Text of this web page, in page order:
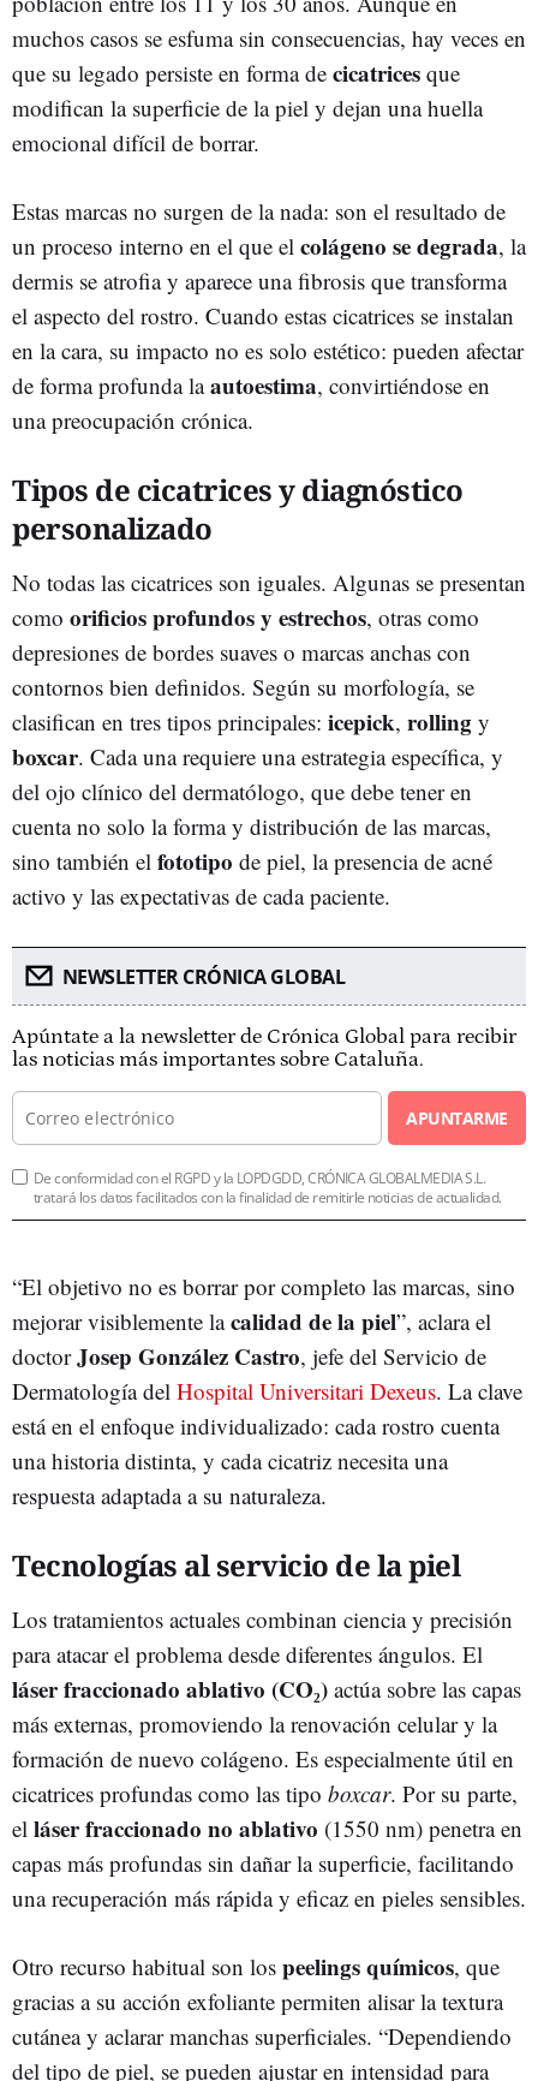
muchos casos se esfuma sin consecuencias, hay veces en
que su legado persiste en forma de cicatrices que
modifican la superficie de la piel y dejan una huella
emocional difícil de borrar.
Estas marcas no surgen de la nada: son el resultado de
un proceso interno en el que el colágeno se degrada, la
dermis se atrofia y aparece una fibrosis que transforma
el aspecto del rostro. Cuando estas cicatrices se instalan
en la cara, su impacto no es solo estético: pueden afectar
de forma profunda laautoestima, convirtiéndose en
una preocupación crónica.
Tipos de cicatrices y diagnóstico
personalizado
No todas las cicatrices son iguales. Algunas se presentan
como orificios profundos y estrechos, otras como
depresiones de bordes suaves o marcas anchas con
contornos bien definidos. Según su morfología, se
clasifican en tres tipos principales: icepick, rolling y
boxcar. Cada una requiere una estrategia específica, y
del ojo clínico del dermatólogo, que debe tener en
cuenta no solo la forma y distribución de las marcas,
sino también el fototipo de piel, la presencia de acné
activo y las expectativas de cada paciente.
NEWSLETTER CRÓNICA GLOBAL
Apúntate a la newsletter de Crónica Global para recibir
las noticias más importantes sobre Cataluña.
APUNTARME
De conformidad con el RGPD y la LOPDGDD, CRÓNICA GLOBALMEDIA S.L.
tratará los datos facilitados con la finalidad de remitirle noticias de actualidad.
“El objetivo no es borrar por completo las marcas, sino
mejorar visiblemente lacalidad de la piel”, aclara el
doctorJosep González Castro, jefe del Servicio de
Dermatología del Hospital Universitari Dexeus. La clave
está en el enfoque individualizado: cada rostro cuenta
una historia distinta, y cada cicatriz necesita una
respuesta adaptada a su naturaleza.
Tecnologías al servicio de la piel
Los tratamientos actuales combinan ciencia y precisión
para atacar el problema desde diferentes ángulos. El
láser fraccionado ablativo (CO₂) actúa sobre las capas
más externas, promoviendo la renovación celular y la
formación de nuevo colágeno. Es especialmente útil en
cicatrices profundas como las tipo boxcar. Por su parte,
el láser fraccionado no ablativo (1550 nm) penetra en
capas más profundas sin dañar la superficie, facilitando
una recuperación más rápida y eficaz en pieles sensibles.
Otro recurso habitual son los peelings químicos, que
gracias a su acción exfoliante permiten alisar la textura
cutánea y aclarar manchas superficiales. “Dependiendo
del tipo de piel, se pueden ajustar en intensidad para